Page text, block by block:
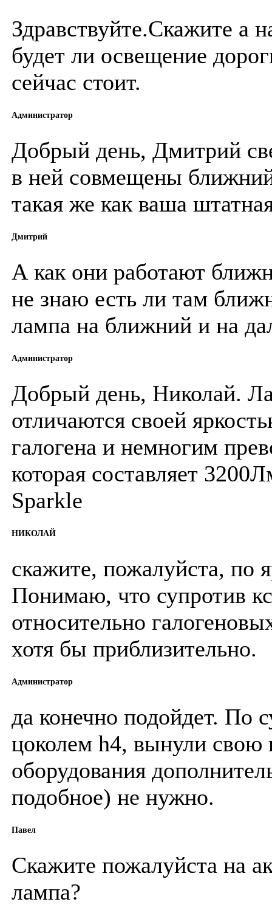
Здравствуйте.Скажите а
будет ли освещение
сейчас стоит.
Администратор
Добрый день, Дмитрий
в ней совмещены
такая же как ваша
Дмитрий
А как они работают
не знаю есть ли там
лампа на ближний и на
Администратор
Добрый день, Николай.
отличаются своей
галогена и немногим
которая составляет
Sparkle
НИКОЛАЙ
скажите, пожалуйста, по
Понимаю, что супротив
относительно
хотя бы приблизительно.
Администратор
да конечно подойдет. По
цоколем h4, вынули свою
оборудования
подобное) не нужно.
Павел
Скажите пожалуйста на
лампа?